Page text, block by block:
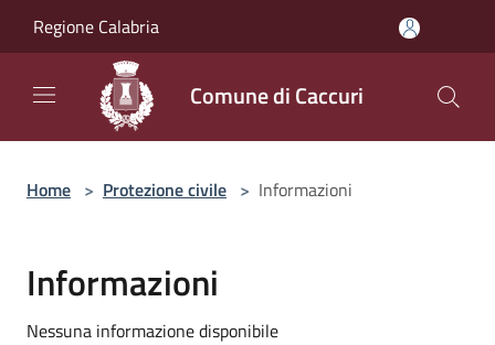
Regione Calabria
Comune di Caccuri
Home > Protezione civile > Informazioni
Informazioni
Nessuna informazione disponibile